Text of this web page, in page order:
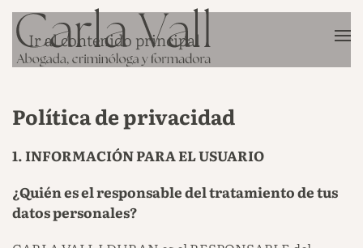
Ir al contenido principal
Política de privacidad
1. INFORMACIÓN PARA EL USUARIO
¿Quién es el responsable del tratamiento de tus
datos personales?